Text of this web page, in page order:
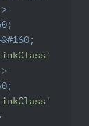
>
&#160;
>